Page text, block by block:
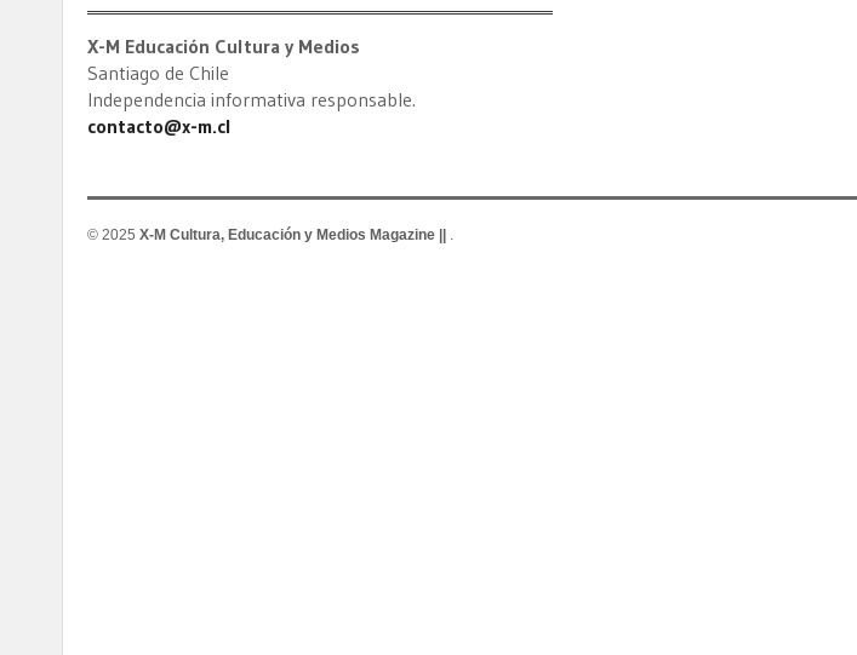
X-M Educación Cultura y Medios
Santiago de Chile
Independencia informativa responsable.
contacto@x-m.cl
© 2025 X-M Cultura, Educación y Medios Magazine || .